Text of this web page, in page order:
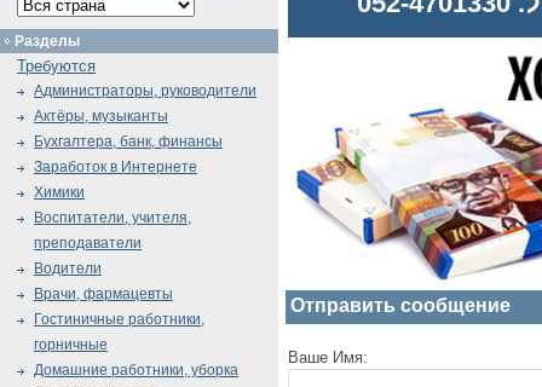
Отправить сообщение
Ваше Имя:
Разделы
Требуются
Администраторы, руководители
Актёры, музыканты
Бухгалтера, банк, финансы
Заработок в Интернете
Химики
Воспитатели, учителя,
преподаватели
Водители
Врачи, фармацевты
Гостиничные работники,
горничные
Домашние работники, уборка